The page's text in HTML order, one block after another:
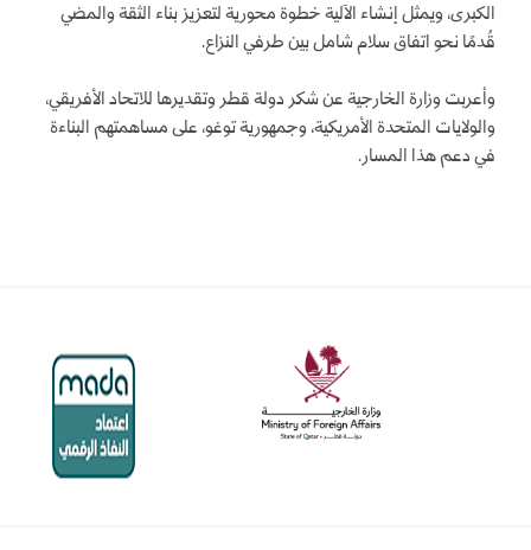
الكبرى، ويمثل إنشاء الآلية خطوة محورية لتعزيز بناء الثقة والمضي
قُدمًا نحو اتفاق سلام شامل بين طرفي النزاع.
وأعربت وزارة الخارجية عن شكر دولة قطر وتقديرها للاتحاد الأفريقي،
والولايات المتحدة الأمريكية، وجمهورية توغو، على مساهمتهم البناءة
في دعم هذا المسار.